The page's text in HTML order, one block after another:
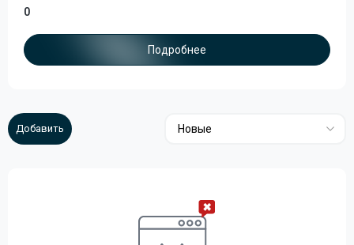
0
Подробнее
Новые